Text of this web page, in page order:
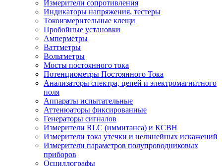
Измерители сопротивления
Индикаторы напряжения, тестеры
Токоизмерительные клещи
Пробойные установки
Амперметры
Ваттметры
Вольтметры
Мосты постоянного тока
Потенциометры Постоянного Тока
Анализаторы спектра, цепей и электромагнитного
поля
Аппараты испытательные
Аттенюаторы фиксированные
Генераторы сигналов
Измерители RLC (иммитанса) и КСВН
Измерители тока утечки и нелинейных искажений
Измерители параметров полупроводниковых
приборов
Осциллографы